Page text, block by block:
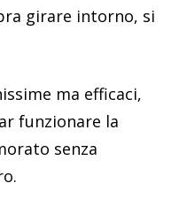
girare intorno, si
ma efficaci,
funzionare la
senza